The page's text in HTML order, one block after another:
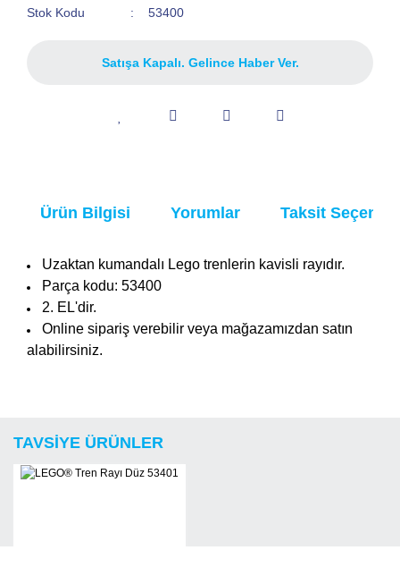
Stok Kodu
53400
Satışa Kapalı. Gelince Haber Ver.
Ürün Bilgisi Yorumlar Taksit
Uzaktan kumandalı Lego trenlerin kavisli rayıdır.
Parça kodu: 53400
2. EL'dir.
Online sipariş verebilir veya mağazamızdan satın
alabilirsiniz.
Yorum Yaz
TAVSİYE ÜRÜNLER